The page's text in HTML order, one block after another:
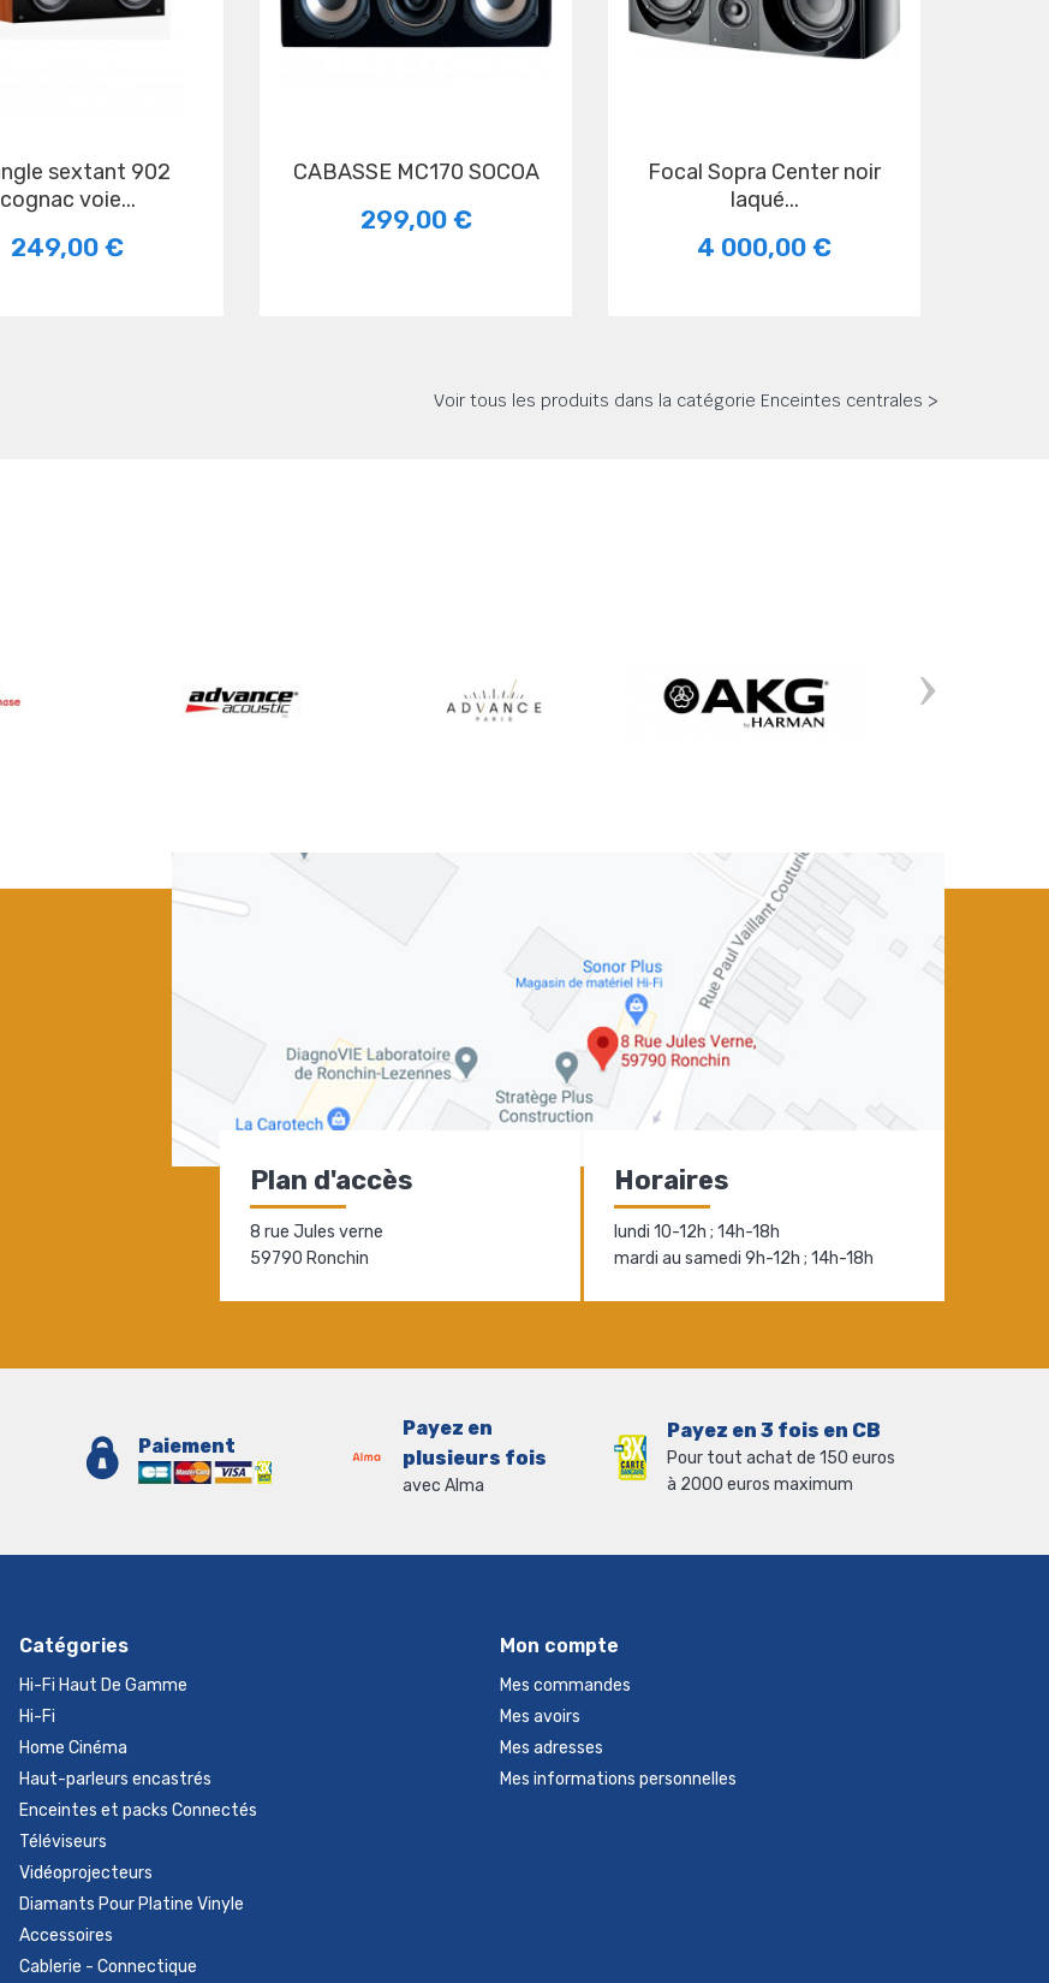
cognac voie...
249,00 €
CABASSE MC170 SOCOA
299,00 €
Focal Sopra Center noir
laqué...
4 000,00 €
Voir tous les produits dans la catégorie Enceintes centrales >
Plan d'accès
8 rue Jules verne
59790 Ronchin
Horaires
lundi 10-12h ; 14h-18h
mardi au samedi 9h-12h ; 14h-18h
Paiement
Payez en
plusieurs fois
avec Alma
Payez en 3 fois en CB
Pour tout achat de 150 euros
à 2000 euros maximum
Catégories
Hi-Fi Haut De Gamme
Hi-Fi
Home Cinéma
Haut-parleurs encastrés
Enceintes et packs Connectés
Téléviseurs
Vidéoprojecteurs
Diamants Pour Platine Vinyle
Accessoires
Cablerie - Connectique
Mon compte
Mes commandes
Mes avoirs
Mes adresses
Mes informations personnelles